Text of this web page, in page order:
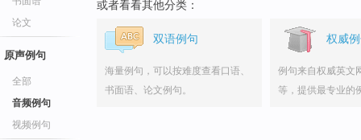
论文
原声例句
全部
音频例句
视频例句
或者看看其他分类：
双语例句
海量例句，可以按难度查看口语、
书面语、论文例句。
权威
例句来自权威英文
等，提供最专业的